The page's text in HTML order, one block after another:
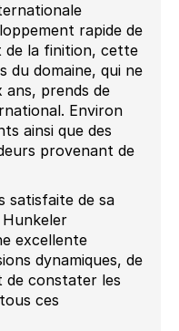
rapide de
de la finition, cette
du domaine, qui ne
ans, prends de
Environ
ainsi que des
provenant de
satisfaite de sa
Hunkeler
excellente
dynamiques, de
de constater les
ces